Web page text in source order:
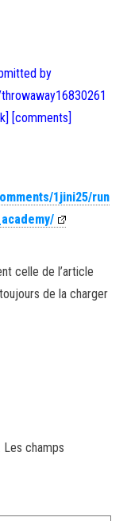
by
[comments]
1jini25/run
celle de l’article
de la charger
Les champs